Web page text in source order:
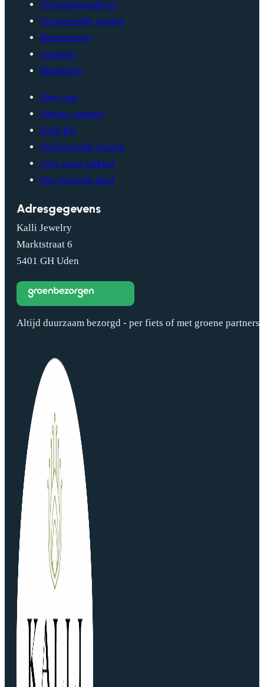
Verzorgingsadvies
Veelgestelde vragen
Retourneren
Garantie
Maattabel
Over ons
Partner worden
Kalli Kit
Veelgestelde vragen
Give away pakket
Het vergeten kind
Adresgegevens
Kalli Jewelry
Marktstraat 6
5401 GH Uden
Altijd duurzaam bezorgd - per fiets of met groene partners